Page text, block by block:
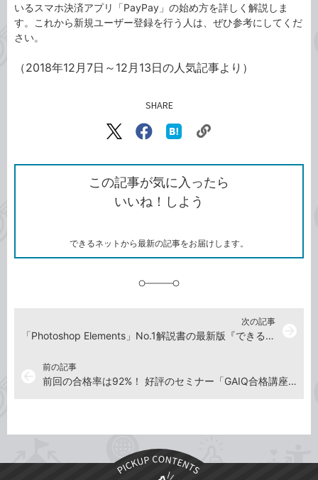
いるスマホ決済アプリ「PayPay」の始め方を詳しく解説しま
す。これから新規ユーザー登録を行う人は、ぜひ参考にしてくだ
さい。
（2018年12月7日～12月13日の人気記事より）
SHARE
X（旧
で
シ
ェ
ア
Facebook
シ
ェ
ア
な
ッ
ク
ク
ク
を
コ
この記事が気に入ったら
いいね！しよう
できるネットから最新の記事をお届けします。
前の記事
前回の合格率は92%！ 好評のセミナー「GAIQ合格講座」の第2回を2019年1月23日に開催
次の記事
「Photoshop Elements」No.1解説書の最新版『できるPhotoshop Elements 2019 Windows & macOS対応』を12月21日に発売！ 出版を記念して第1章を無料公開